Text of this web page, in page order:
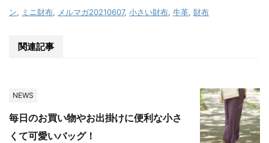
ン, ミニ財布, メルマガ20210607, 小さい財布, 牛革, 財布
関連記事
NEWS
毎日のお買い物やお出掛けに便利な小さ
くて可愛いバッグ！